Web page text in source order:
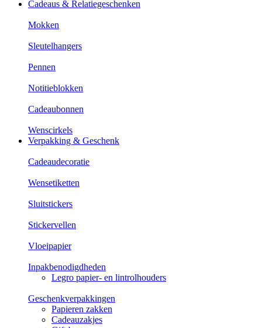
Cadeaus & Relatiegeschenken
Mokken
Sleutelhangers
Pennen
Notitieblokken
Cadeaubonnen
Wenscirkels
Verpakking & Geschenk
Cadeaudecoratie
Wensetiketten
Sluitstickers
Stickervellen
Vloeipapier
Inpakbenodigdheden
Legro papier- en lintrolhouders
Geschenkverpakkingen
Papieren zakken
Cadeauzakjes